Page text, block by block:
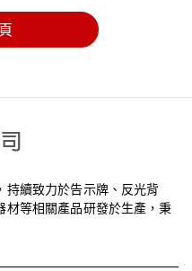
持續致力於告示牌、反光背
材等相關產品研發於生產，秉